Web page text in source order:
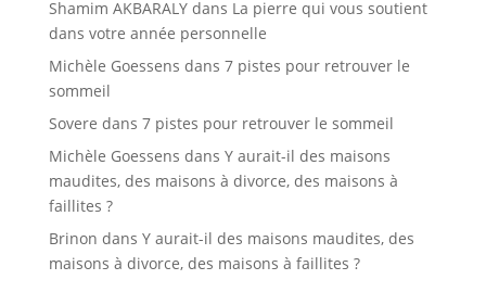
Shamim AKBARALYdans La pierre qui vous soutient
dans votre année personnelle
Michèle Goessens dans 7 pistes pour retrouver le
sommeil
Sovere dans 7 pistes pour retrouver le sommeil
Michèle Goessens dans Y aurait-il des maisons
maudites, des maisons à divorce, des maisons à
faillites ?
Brinon dans Y aurait-il des maisons maudites, des
maisons à divorce, des maisons à faillites ?